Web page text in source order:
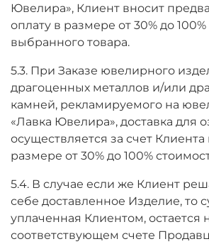
Ювелира», Клиент вносит
оплату в размере от 30% до
выбранного товара.
5.3. При Заказе ювелирного
драгоценных металлов и/или
камней, рекламируемого на
«Лавка Ювелира», доставка для
осуществляется за счет Клиента
размере от 30% до 100%
5.4. В случае если же Клиент
себе доставленное Изделие, то
уплаченная Клиентом, остается
соответствующем счете